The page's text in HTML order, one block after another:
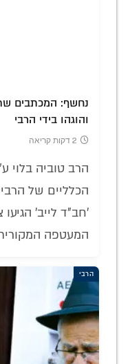
נחשף: המכתבים
והוגהו בידי הרבי
2 דקות קריאה
הרב טוביה בלוי
הכלליים של
'חב"ד לייב' הגיעו
המעטפה
הרבי